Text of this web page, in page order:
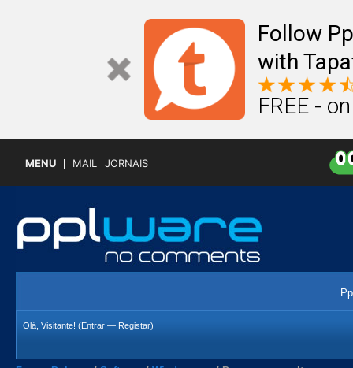
Follow
with
FREE -
MENU MAIL JORNAIS
Olá, Visitante! (Entrar — Registar)